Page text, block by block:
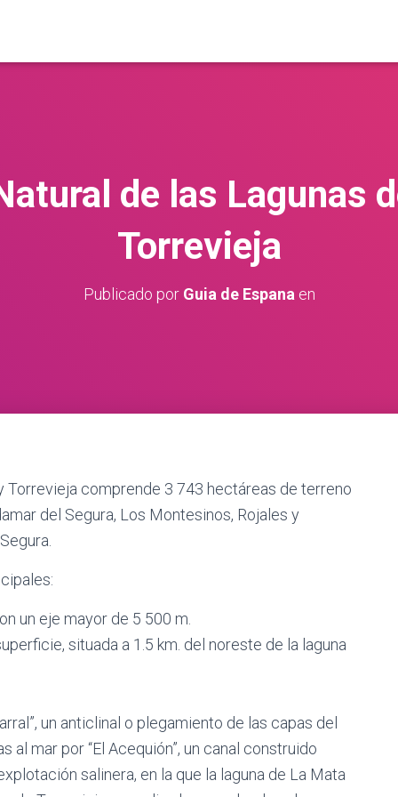
de las Lagunas
Torrevieja
Publicado por Guia de Espana en
Torrevieja comprende 3 743 hectáreas de terreno
del Segura, Los Montesinos, Rojales y
un eje mayor de 5 500 m.
situada a 1.5 km. del noreste de la laguna
un anticlinal o plegamiento de las capas del
mar por “El Acequión”, un canal construido
salinera, en la que la laguna de La Mata